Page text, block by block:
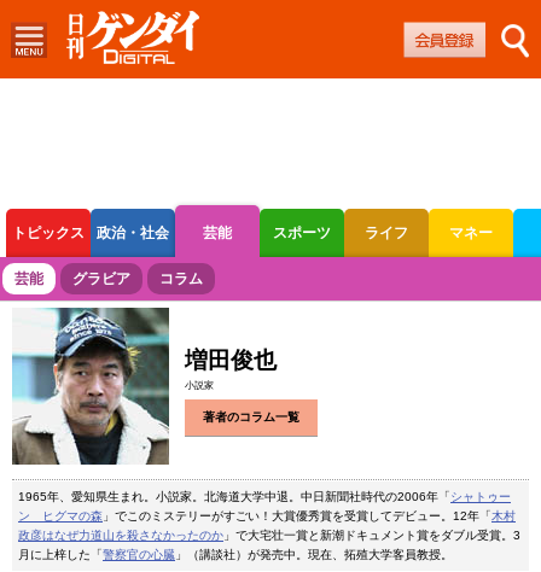
トピックス 政治・社会 芸能 スポーツ ライフ マネー
ボートレース 競輪 オートレース
芸能 グラビア コラム
増田俊也
小説家
著者のコラム一覧
1965年、愛知県生まれ。小説家。北海道大学中退。中日新聞社時代の2006年「シャトゥー
ン ヒグマの森 」でこのミステリーがすごい！大賞優秀賞を受賞してデビュー。12年「木村
政彦はなぜ力道山を殺さなかったのか 」で大宅壮一賞と新潮ドキュメント賞をダブル受賞。3
月に上梓した「警察官の心臓 」（講談社）が発売中。現在、拓殖大学客員教授。